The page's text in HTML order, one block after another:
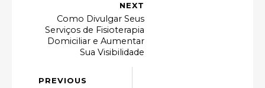
NEXT
Como Divulgar Seus
Serviços de Fisioterapia
Domiciliar e Aumentar
Sua Visibilidade
PREVIOUS